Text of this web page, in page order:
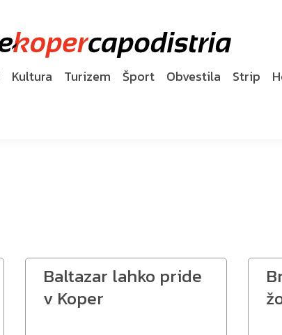
Kultura Turizem Šport Obvestila Strip
Baltazar lahko pride
v Koper